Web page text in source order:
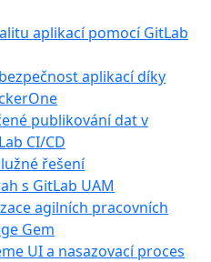
aplikací pomocí GitLab
aplikací díky
publikování dat v
CI/CD
řešení
s GitLab UAM
agilních pracovních
Gem
UI a nasazovací proces